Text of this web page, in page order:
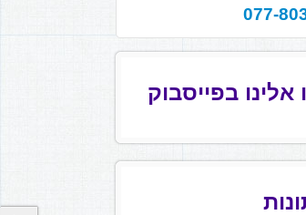
077-
בפייסבוק